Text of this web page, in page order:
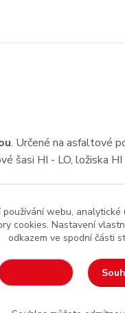
. Určené na asfaltové
šasi HI - LO, ložiska HI
za rozumnou cenu
webu,
cookies. Nastavení
odkazem ve spodní části